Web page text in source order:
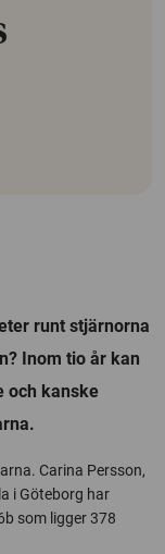
runt stjärnorna
Inom tio år kan
och kanske
Carina Persson,
i Göteborg har
som ligger 378